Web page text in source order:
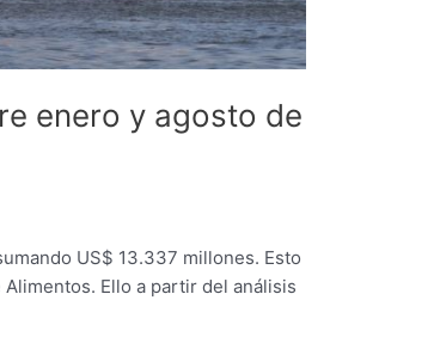
enero y agosto de
US$ 13.337 millones. Esto
Ello a partir del análisis